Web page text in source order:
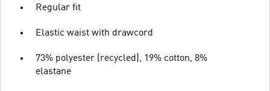
Regular fit
Elastic waist with drawcord
73% polyester (recycled), 19% cotton, 8%
elastane